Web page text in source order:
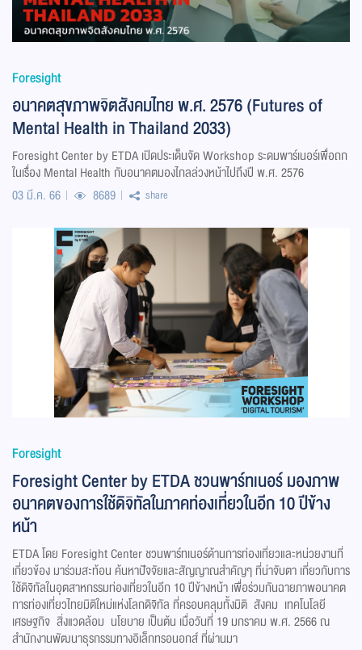
Foresight
อนาคตสุขภาพจิตสังคมไทย พ.ศ. 2576 (Futures of
Mental Health in Thailand 2033)
Foresight Center by ETDA เปิดประเด็นจัด Workshop ระดมพาร์เนอร์เพื่อถก
ในเรื่อง Mental Health กับอนาคตมองไกลล่วงหน้าไปถึงปี พ.ศ. 2576
03 มี.ค. 66
8689 share
Foresight
Foresight Center by ETDA ชวนพาร์ทเนอร์ มองภาพ
อนาคตของการใช้ดิจิทัลในภาคท่องเที่ยวในอีก 10 ปีข้าง
หน้า
ETDA โดย Foresight Center ชวนพาร์ทเนอร์ด้านการท่องเที่ยวและหน่วยงานที่
เกี่ยวข้อง มาร่วมสะท้อน ค้นหาปัจจัยและสัญญาณสำคัญๆ ที่น่าจับตา เกี่ยวกับการ
ใช้ดิจิทัลในอุตสาหกรรมท่องเที่ยวในอีก 10 ปีข้างหน้า เพื่อร่วมกันฉายภาพอนาคต
การท่องเที่ยวไทยมิติใหม่แห่งโลกดิจิทัล ที่ครอบคลุมทั้งมิติ สังคม เทคโนโลยี
เศรษฐกิจ สิ่งแวดล้อม นโยบาย เป็นต้น เมื่อวันที่ 19 มกราคม พ.ศ. 2566 ณ
สำนักงานพัฒนาธุรกรรมทางอิเล็กทรอนอกส์ ที่ผ่านมา​